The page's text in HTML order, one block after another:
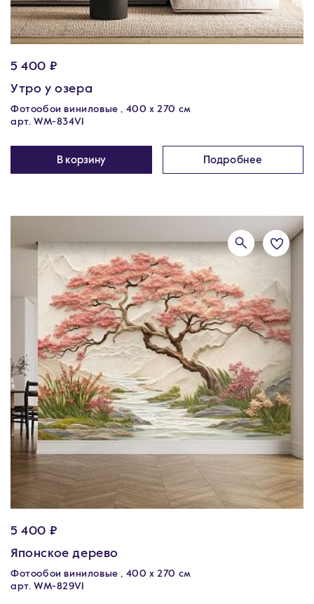
5 400 ₽
Утро у озера
Фотообои виниловые , 400 х 270 см
арт. WM-834V1
В корзину Подробнее
5 400 ₽
Японское дерево
Фотообои виниловые , 400 х 270 см
арт. WM-829V1